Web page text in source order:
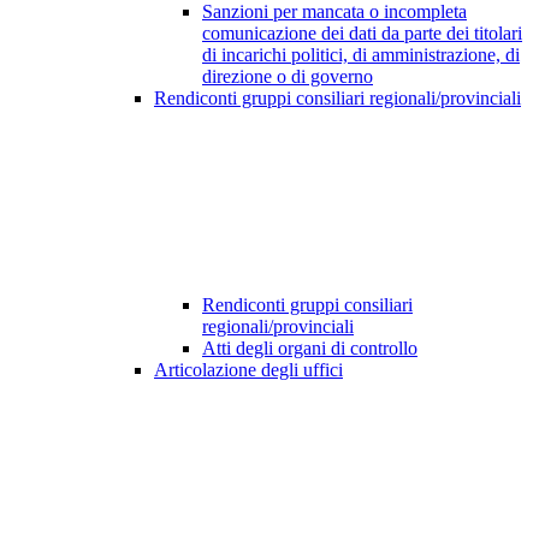
Sanzioni per mancata o incompleta
comunicazione dei dati da parte dei titolari
di incarichi politici, di amministrazione, di
direzione o di governo
Rendiconti gruppi consiliari regionali/provinciali
Rendiconti gruppi consiliari
regionali/provinciali
Atti degli organi di controllo
Articolazione degli uffici